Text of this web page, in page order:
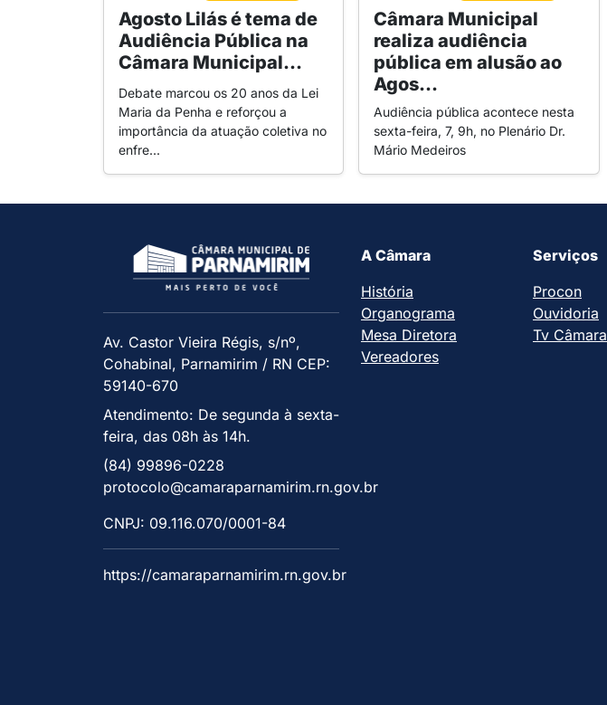
Agosto Lilás é tema de
Audiência Pública na
Câmara Municipal...
Debate marcou os 20 anos da Lei
Maria da Penha e reforçou a
importância da atuação coletiva no
enfre...
Câmara Municipal
realiza audiência
pública em alusão ao
Agos...
Audiência pública acontece nesta
sexta-feira, 7, 9h, no Plenário Dr.
Mário Medeiros
Av. Castor Vieira Régis, s/nº,
Cohabinal, Parnamirim / RN CEP:
59140-670
Atendimento: De segunda à sexta-
feira, das 08h às 14h.
(84) 99896-0228
protocolo@camaraparnamirim.rn.gov.br
CNPJ: 09.116.070/0001-84
https://camaraparnamirim.rn.gov.br
A Câmara
História
Organograma
Mesa Diretora
Vereadores
Serviços
Procon
Ouvidoria
Tv Câmara